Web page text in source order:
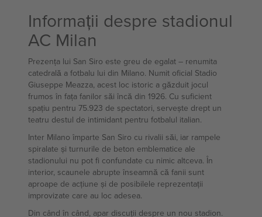
Informații despre stadionul
AC Milan
Prezența lui San Siro este greu de egalat – renumita
catedrală a fotbalu lui din Milano. Numit oficial Stadio
Giuseppe Meazza, acest loc istoric a găzduit jocul
frumos în fața fanilor săi încă din 1926. Cu suficient
spațiu pentru 75.923 de spectatori, servește drept un
teatru destul de intimidant pentru fotbalul italian.
Inter Milano împarte San Siro cu rivalii săi, iar rampele
spiralate și turnurile de beton emblematice ale
stadionului nu pot fi confundate cu nimic altceva. În
interior, scaunele abrupte înseamnă că fanii sunt
aproape de acțiune și de posibilele reprezentații
improvizate care au loc adesea.
Din când în când, apar discuții despre un nou stadion.